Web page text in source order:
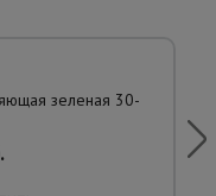
зеленая 30-